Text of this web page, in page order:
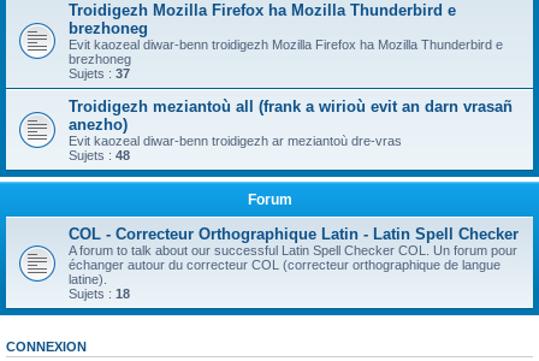
Troidigezh Mozilla Firefox ha Mozilla Thunderbird e
brezhoneg
Evit kaozeal diwar-benn troidigezh Mozilla Firefox ha Mozilla Thunderbird e
brezhoneg
Sujets : 37
Troidigezh meziantoù all (frank a wirioù evit an darn vrasañ
anezho)
Evit kaozeal diwar-benn troidigezh ar meziantoù dre-vras
Sujets : 48
Forum
COL - Correcteur Orthographique Latin - Latin Spell Checker
A forum to talk about our successful Latin Spell Checker COL. Un forum pour
échanger autour du correcteur COL (correcteur orthographique de langue
latine).
Sujets : 18
CONNEXION